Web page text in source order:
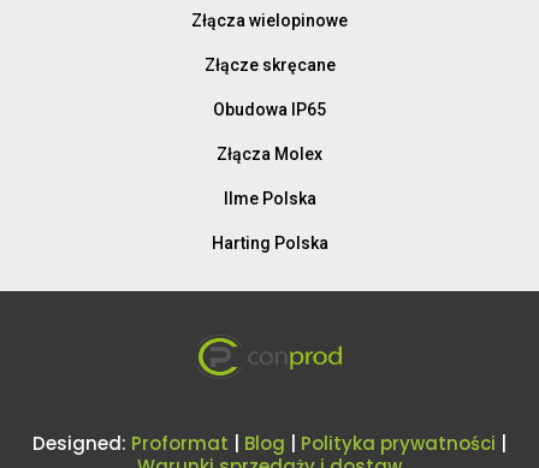
Złącza wielopinowe
Złącze skręcane
Obudowa IP65
Złącza Molex
Ilme Polska
Harting Polska
Designed: Proformat Blog Polityka prywatności